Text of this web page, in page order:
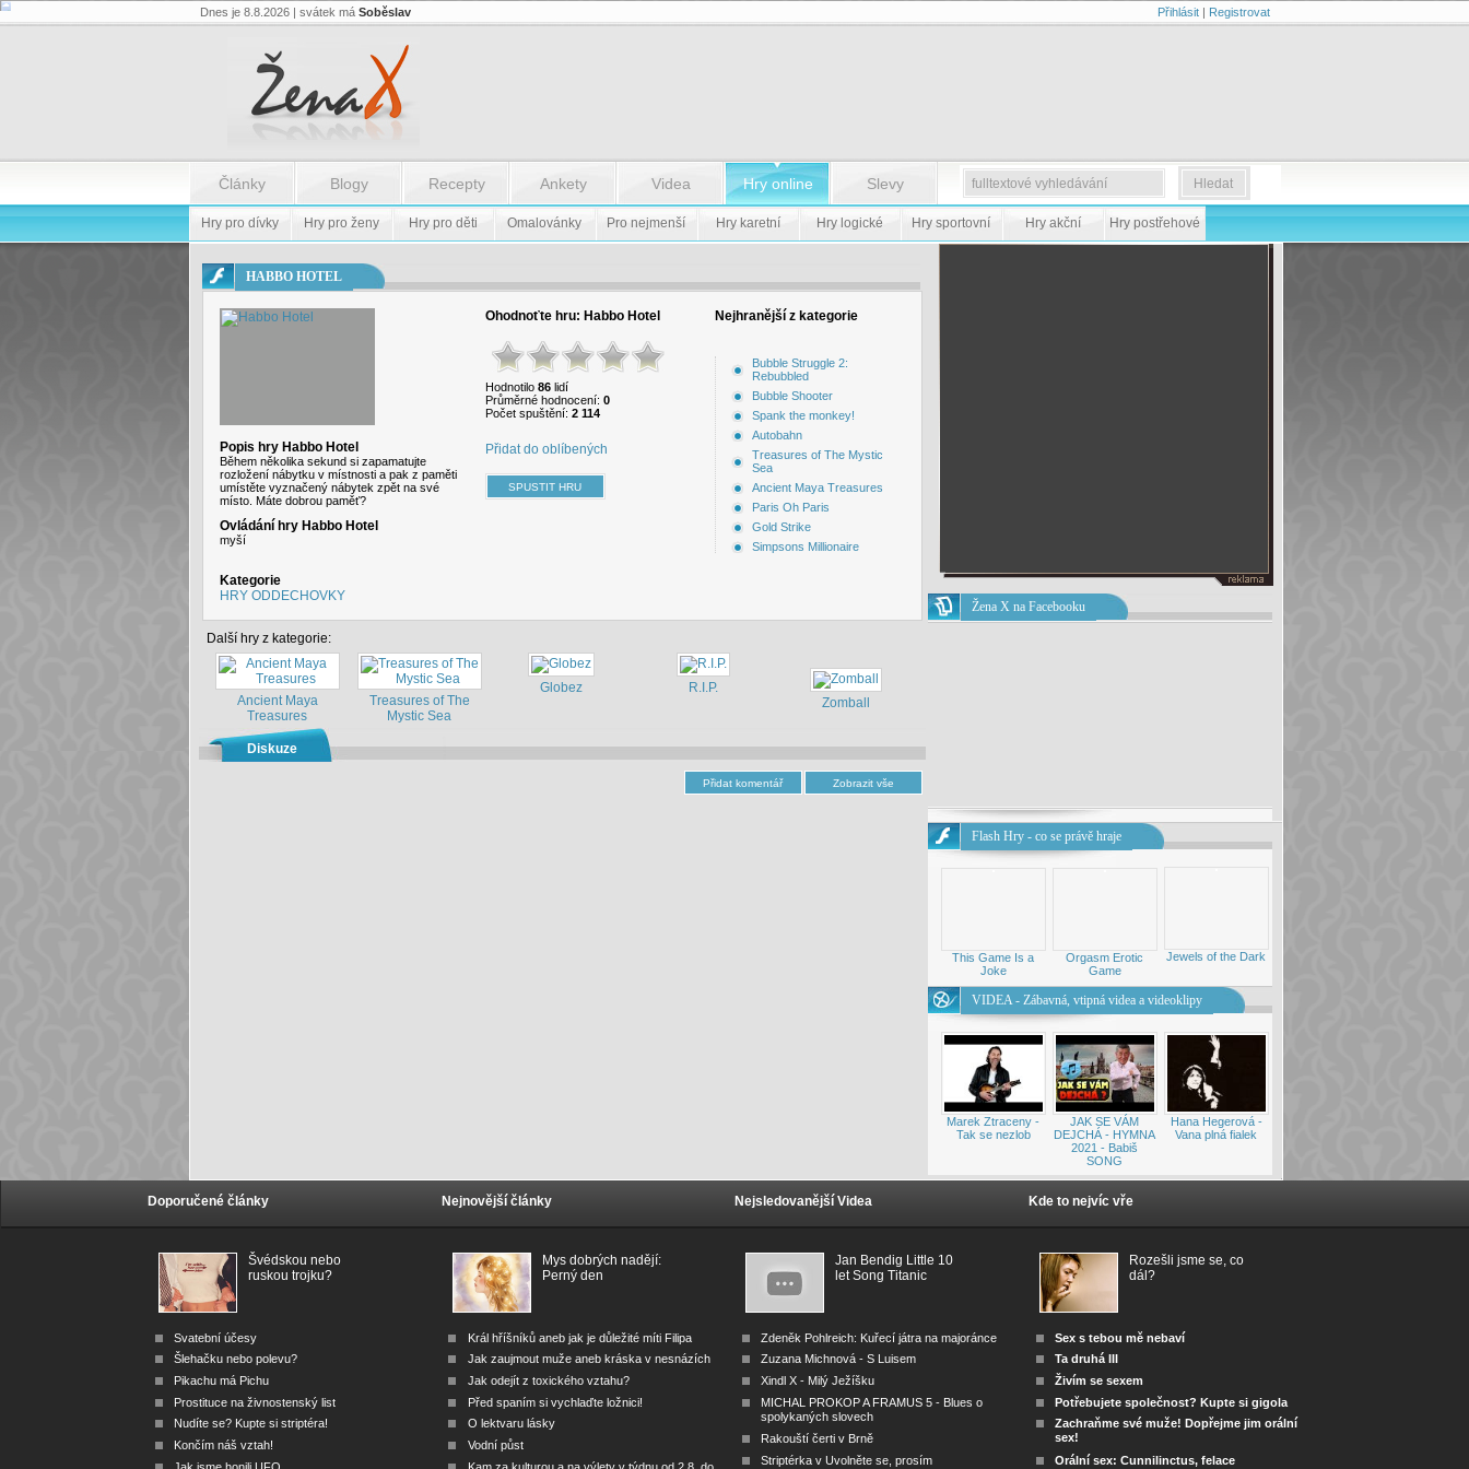
Flash.nazev
Dnes je 8.8.2026 | svátek má Soběslav Přihlásit| Registrovat
Články Blogy Recepty Ankety Videa Hry online Slevy
Hry pro dívky Hry pro ženy Hry pro děti Omalovánky Pro nejmenší Hry karetní Hry logické Hry sportovní Hry akční Hry postřehové
HABBO HOTEL
Popis hry Habbo Hotel
Během několika sekund si zapamatujte
rozložení nábytku v místnosti a pak z paměti
umístěte vyznačený nábytek zpět na své
místo. Máte dobrou paměť?
Ovládání hry Habbo Hotel
myší
Kategorie
HRY ODDECHOVKY
Ohodnoťte hru: Habbo Hotel
Hodnotilo 86lidí
Průměrné hodnocení: 0
Počet spuštění: 2 114
Přidat do oblíbených
Nejhranější z kategorie
Bubble Struggle 2:
Rebubbled
Bubble Shooter
Spank the monkey!
Autobahn
Treasures of The Mystic
Sea
Ancient Maya Treasures
Paris Oh Paris
Gold Strike
Simpsons Millionaire
Další hry z kategorie:
Ancient Maya
Treasures
Treasures of The
Mystic Sea
Globez
R.I.P.
Zomball
Diskuze
Žena X na Facebooku
Flash Hry - co se právě hraje
Jewels of the Dark
Orgasm Erotic
Game
This Game Is a
Joke
VIDEA - Zábavná, vtipná videa a videoklipy
Hana Hegerová -
Vana plná fialek
JAK SE VÁM
DEJCHÁ - HYMNA
2021 - Babiš
SONG
Marek Ztraceny -
Tak se nezlob
Doporučené články
Švédskou nebo
ruskou trojku?
Svatební účesy
Šlehačku nebo polevu?
Pikachu má Pichu
Prostituce na živnostenský list
Nudíte se? Kupte si striptéra!
Končím náš vztah!
Jak jsme honili UFO
Nejnovější články
Mys dobrých nadějí:
Perný den
Král hříšníků aneb jak je důležité míti Filipa
Jak zaujmout muže aneb kráska v nesnázích
Jak odejít z toxického vztahu?
Před spaním si vychlaďte ložnici!
O lektvaru lásky
Vodní půst
Kam za kulturou a na výlety v týdnu od 2.8. do
Nejsledovanější Videa
Jan Bendig Little 10
let Song Titanic
Zdeněk Pohlreich: Kuřecí játra na majoránce
Zuzana Michnová - S Luisem
Xindl X - Milý Ježíšku
MICHAL PROKOP A FRAMUS 5 - Blues o
spolykaných slovech
Rakouští čerti v Brně
Striptérka v Uvolněte se, prosím
Kde to nejvíc vře
Rozešli jsme se, co
dál?
Sex s tebou mě nebaví
Ta druhá III
Živím se sexem
Potřebujete společnost? Kupte si gigola
Zachraňme své muže! Dopřejme jim orální
sex!
Orální sex: Cunnilinctus, felace